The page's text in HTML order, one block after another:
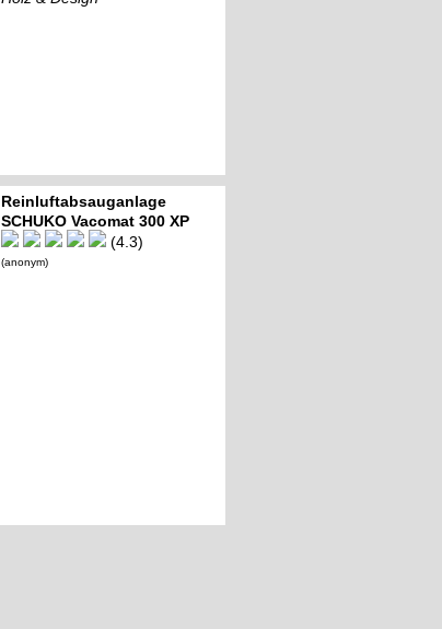
Reinluftabsauganlage
SCHUKO Vacomat 300 XP
(4.3)
(anonym)